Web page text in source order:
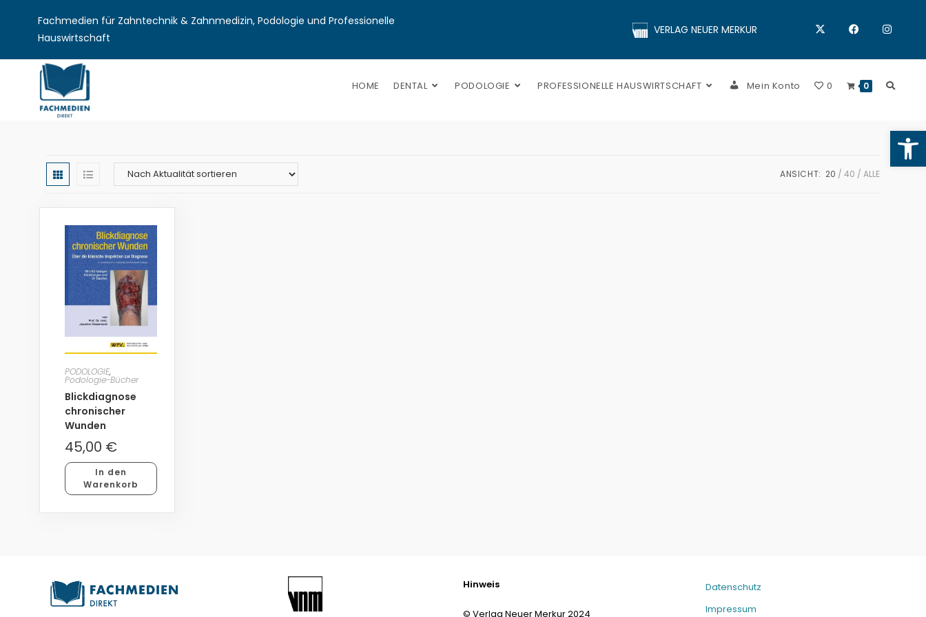
Fachmedien für Zahntechnik & Zahnmedizin, Podologie und Professionelle
Hauswirtschaft
VERLAG NEUER MERKUR
HOME DENTAL PODOLOGIE PROFESSIONELLE HAUSWIRTSCHAFT Mein Konto 0 0
ANSICHT: 20 40 ALLE
PODOLOGIE,
Podologie-Bücher
Blickdiagnose
chronischer
Wunden
45,00 €
In den
Warenkorb
Hinweis
© Verlag Neuer Merkur 2024
Datenschutz
Impressum